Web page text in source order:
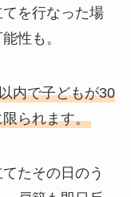
を行なった場
性も。
内で子どもが30
られます。
たその日のう